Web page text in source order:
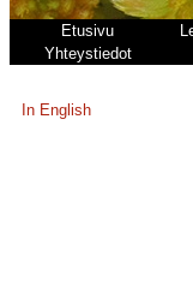
Etusivu
Yhteystiedot
In English